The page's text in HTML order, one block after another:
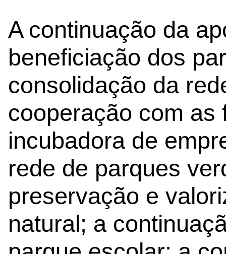
A continuação da
beneficiação dos
consolidação da
cooperação com as
incubadora de
rede de parques
preservação e
natural; a